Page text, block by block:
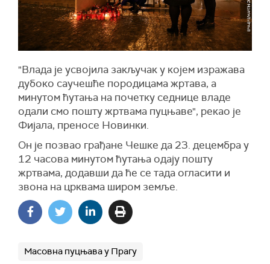
"Влада је усвојила закључак у којем изражава
дубоко саучешће породицама жртава, а
минутом ћутања на почетку седнице владе
одали смо пошту жртвама пуцњаве", рекао је
Фијала, преносе Новинки.
Он је позвао грађане Чешке да 23. децембра у
12 часова минутом ћутања одају пошту
жртвама, додавши да ће се тада огласити и
звона на црквама широм земље.
Масовна пуцњава у Прагу